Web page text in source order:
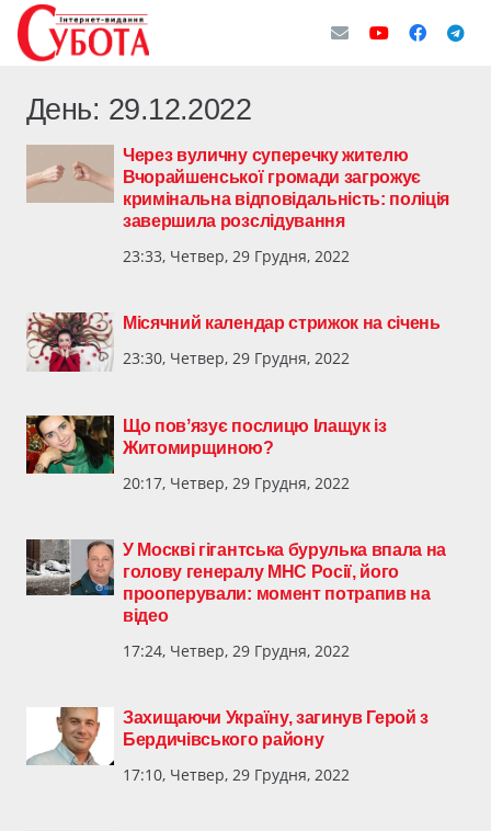
День: 29.12.2022
Через вуличну суперечку жителю
Вчорайшенської громади загрожує
кримінальна відповідальність: поліція
завершила розслідування
23:33, Четвер, 29 Грудня, 2022
Місячний календар стрижок на січень
23:30, Четвер, 29 Грудня, 2022
Що повʼязує послицю Ілащук із
Житомирщиною?
20:17, Четвер, 29 Грудня, 2022
У Москві гігантська бурулька впала на
голову генералу МНС Росії, його
прооперували: момент потрапив на
відео
17:24, Четвер, 29 Грудня, 2022
Захищаючи Україну, загинув Герой з
Бердичівського району
17:10, Четвер, 29 Грудня, 2022